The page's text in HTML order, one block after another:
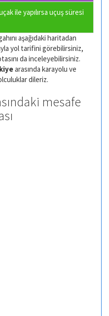
ile yapılırsa uçuş süresi
aşağıdaki haritadan
yol tarifini görebilirsiniz,
da inceleyebilirsiniz.
arasında karayolu ve
dileriz.
mesafe